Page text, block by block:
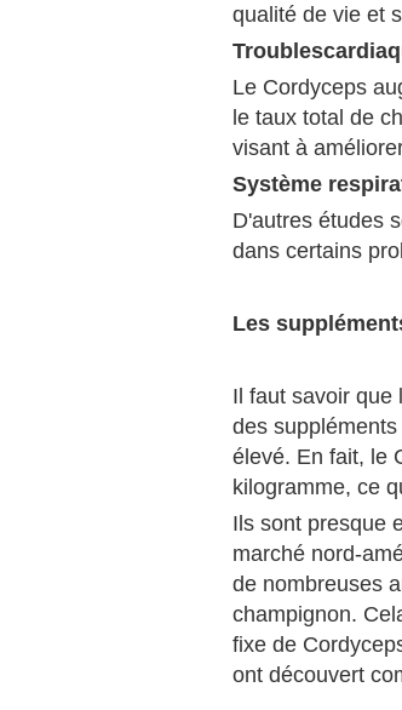
qualité de vie et
Le Cordyceps
le taux total de
visant à
Système
D'autres études
dans certains
Les
Il faut savoir que
des
élevé. En fait, le
kilogramme, ce
Ils sont presque
marché nord-
de nombreuses
champignon.
fixe de
ont découvert